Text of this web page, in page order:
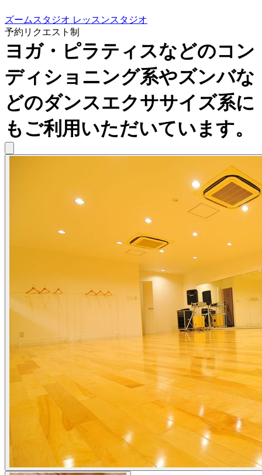
ズームスタジオ レッスンスタジオ
予約リクエスト制
ヨガ・ピラティスなどのコン
ディショニング系やズンバな
どのダンスエクササイズ系に
もご利用いただいています。